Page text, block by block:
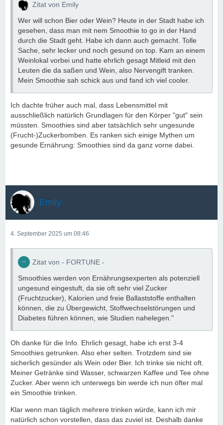
Zitat von Emily
Wer will schon Bier oder Wein? Heute in der Stadt habe ich
gesehen, dass man mit nem Smoothie to go in der Hand
durch die Stadt geht. Habe ich dann auch gemacht. Tolle
Sache, sehr lecker und noch gesund on top. Kam an einem
Weinlokal vorbei und hatte ehrlich gesagt Mitleid mit den
Leuten die da saßen und Wein, also Nervengift tranken.
Mein Smoothie sah schick aus und fand ich viel cooler.
Ich dachte früher auch mal, dass Lebensmittel mit
ausschließlich natürlich Grundlagen für den Körper "gut" sein
müssten. Smoothies sind aber tatsächlich sehr ungesunde
(Frucht-)Zuckerbomben. Es ranken sich einige Mythen um
gesunde Ernährung: Smoothies sind da ganz vorne dabei.
Emily
4. September 2025 um 08:46
Zitat von - FORTUNE -
Smoothies werden von Ernährungsexperten als potenziell
ungesund eingestuft, da sie oft sehr viel Zucker
(Fruchtzucker), Kalorien und freie Ballaststoffe enthalten
können, die zu Übergewicht, Stoffwechselstörungen und
Diabetes führen können, wie Studien nahelegen."
Oh danke für die Info. Ehrlich gesagt, habe ich erst 3-4
Smoothies getrunken. Also eher selten. Trotzdem sind sie
sicherlich gesünder als Wein oder Bier. Ich trinke sie nicht oft.
Meiner Getränke sind Wasser, schwarzen Kaffee und Tee ohne
Zucker. Aber wenn ich unterwegs bin werde ich nun öfter mal
ein Smoothie trinken.
Klar wenn man täglich mehrere trinken würde, kann ich mir
natürlich schon vorstellen, dass das zuviel ist. Deshalb danke